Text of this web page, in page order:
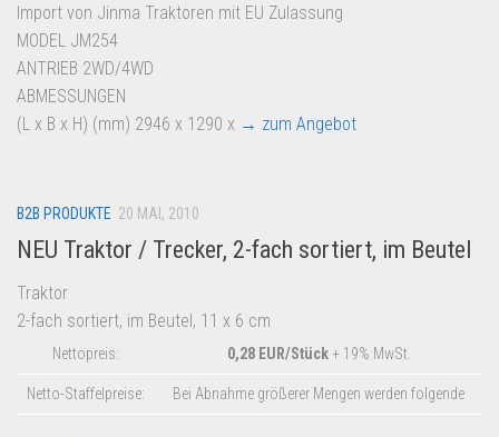
Import von Jinma Traktoren mit EU Zulassung
MODEL JM254
ANTRIEB 2WD/4WD
ABMESSUNGEN
(L x B x H) (mm) 2946 x 1290 x → zum Angebot
B2B PRODUKTE 20 MAI, 2010
NEU Traktor / Trecker, 2-fach sortiert, im Beutel
Traktor
2-fach sortiert, im Beutel, 11 x 6 cm
Nettopreis: 0,28 EUR/Stück+ 19% MwSt.
Netto-Staffelpreise: Bei Abnahme größerer Mengen werden folgende